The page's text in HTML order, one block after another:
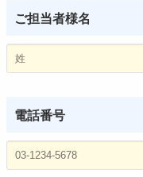
ご担当者様名
電話番号